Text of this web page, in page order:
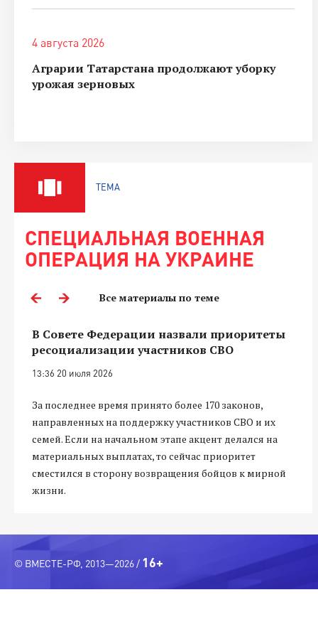
4 августа 2026
Аграрии Татарстана продолжают уборку
урожая зерновых
ТЕМА
СПЕЦИАЛЬНАЯ ВОЕННАЯ
ОПЕРАЦИЯ НА УКРАИНЕ
Все материалы по теме
В Совете Федерации назвали приоритеты
ресоциализации участников СВО
13:36 20 июля 2026
За последнее время принято более 170 законов,
направленных на поддержку участников СВО и их
семей. Если на начальном этапе акцент делался на
материальных выплатах, то сейчас приоритет
сместился в сторону возвращения бойцов к мирной
жизни.
© ВМЕСТЕ-РФ, 2013—2026 / 16+